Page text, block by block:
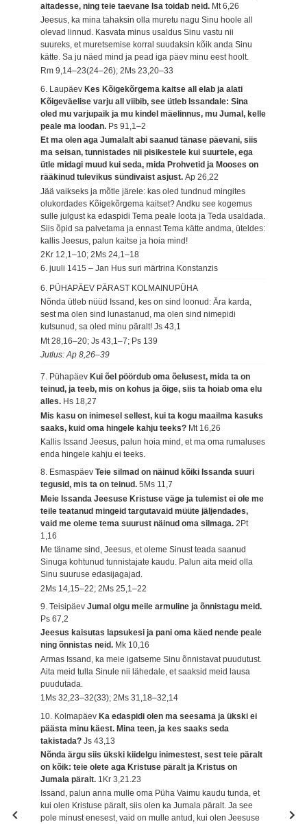
aitadesse, ning teie taevane Isa toidab neid. Mt 6,26
Jeesus, ka mina tahaksin olla muretu nagu Sinu hoole all
olevad linnud. Kasvata minus usaldus Sinu vastu nii
suureks, et muretsemise korral suudaksin kõik anda Sinu
kätte. Sa ju näed mind ja pead iga päev minu eest hoolt.
Rm 9,14–23(24–26); 2Ms 23,20–33
6. LaupäevKes Kõigekõrgema kaitse all elab ja alati
Kõigeväelise varju all viibib, see ütleb Issandale: Sina
oled mu varjupaik ja mu kindel mäelinnus, mu Jumal, kelle
peale ma loodan. Ps 91,1–2
Et ma olen aga Jumalalt abi saanud tänase päevani, siis
ma seisan, tunnistades nii pisikestele kui suurtele, ega
ütle midagi muud kui seda, mida Prohvetid ja Mooses on
rääkinud tulevikus sündivaist asjust.Ap 26,22
Jää vaikseks ja mõtle järele: kas oled tundnud mingites
olukordades Kõigekõrgema kaitset? Andku see kogemus
sulle julgust ka edaspidi Tema peale loota ja Teda usaldada.
Siis õpid sa palvetama ja ennast Tema kätte andma, üteldes:
kallis Jeesus, palun kaitse ja hoia mind!
2Kr 12,1–10; 2Ms 24,1–18
6. juuli 1415 – Jan Hus suri märtrina Konstanzis
6. PÜHAPÄEV PÄRAST KOLMAINUPÜHA
Nõnda ütleb nüüd Issand, kes on sind loonud: Ära karda,
sest ma olen sind lunastanud, ma olen sind nimepidi
kutsunud, sa oled minu päralt!Js 43,1
Mt 28,16–20; Js 43,1–7; Ps 139
Jutlus: Ap 8,26–39
7. Pühapäev Kui õel pöördub oma õelusest, mida ta on
teinud, ja teeb, mis on kohus ja õige, siis ta hoiab oma elu
alles. Hs 18,27
Mis kasu on inimesel sellest, kui ta kogu maailma kasuks
saaks, kuid oma hingele kahju teeks? Mt 16,26
Kallis Issand Jeesus, palun hoia mind, et ma oma rumaluses
enda hingele kahju ei teeks.
8. EsmaspäevTeie silmad on näinud kõiki Issanda suuri
tegusid, mis ta on teinud.5Ms 11,7
Meie Issanda Jeesuse Kristuse väge ja tulemist ei ole me
teile teatanud mingeid targutavaid müüte jäljendades,
vaid me oleme tema suurust näinud oma silmaga.2Pt
1,16
Me täname sind, Jeesus, et oleme Sinust teada saanud
Sinuga kohtunud tunnistajate kaudu. Palun aita meid olla
Sinu suuruse edasijagajad.
2Ms 14,15–22; 2Ms 25,1–22
9. TeisipäevJumal olgu meile armuline ja õnnistagu meid.
Ps 67,2
Jeesus kaisutas lapsukesi ja pani oma käed nende peale
ning õnnistas neid. Mk 10,16
Armas Issand, ka meie igatseme Sinu õnnistavat puudutust.
Aita meid tulla Sinule nii lähedale, et saaksid meid lausa
puudutada.
1Ms 32,23–32(33); 2Ms 31,18–32,14
10. KolmapäevKa edaspidi olen ma seesama ja ükski ei
päästa minu käest. Mina teen, ja kes saaks seda
takistada?Js 43,13
Nõnda ärgu siis ükski kiidelgu inimestest, sest teie päralt
on kõik: teie olete aga Kristuse päralt ja Kristus on
Jumala päralt. 1Kr 3,21.23
Issand, palun anna mulle oma Püha Vaimu kaudu tunda, et
kui olen Kristuse päralt, siis olen ka Jumala päralt. Ja see
pole minust enesest, vaid on mulle antud, kui olen Jeesuse